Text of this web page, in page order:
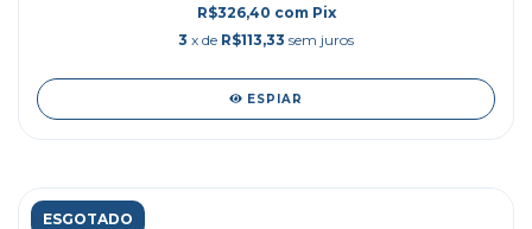
R$326,40 com Pix
3 x de R$113,33 sem juros
ESPIAR
ESGOTADO